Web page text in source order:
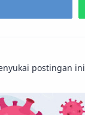
postingan ini